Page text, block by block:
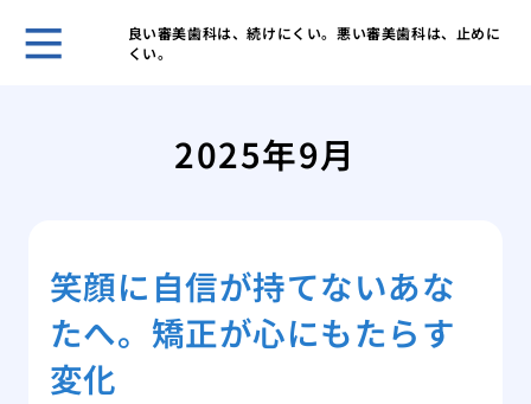
良い審美歯科は、続けにくい。悪い審美歯科は、止めに
くい。
2025年9月
笑顔に自信が持てないあな
たへ。矯正が心にもたらす
変化